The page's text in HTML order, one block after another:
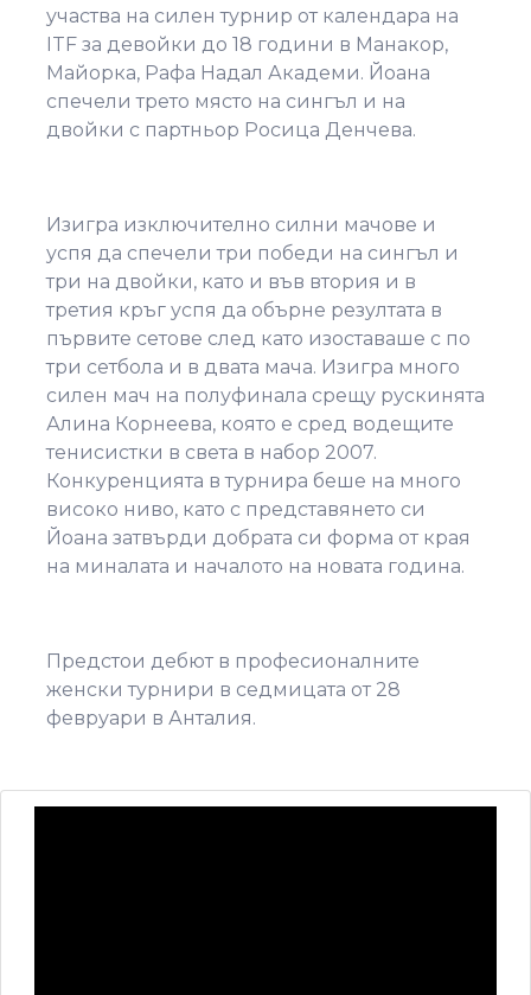
участва на силен турнир от календара на
ITF за девойки до 18 години в Манакор,
Майорка, Рафа Надал Академи. Йоана
спечели трето място на сингъл и на
двойки с партньор Росица Денчева.
Изигра изключително силни мачове и
успя да спечели три победи на сингъл и
три на двойки, като и във втория и в
третия кръг успя да обърне резултата в
първите сетове след като изоставаше с по
три сетбола и в двата мача. Изигра много
силен мач на полуфинала срещу рускинята
Алина Корнеева, която е сред водещите
тенисистки в света в набор 2007.
Конкуренцията в турнира беше на много
високо ниво, като с представянето си
Йоана затвърди добрата си форма от края
на миналата и началото на новата година.
Предстои дебют в професионалните
женски турнири в седмицата от 28
февруари в Анталия.